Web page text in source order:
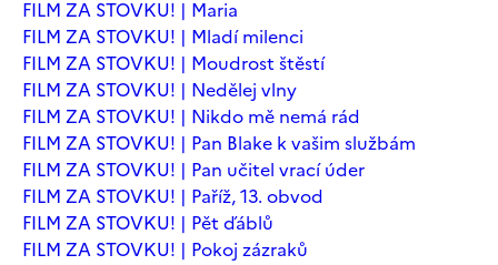
FILM ZA STOVKU! | Maria
FILM ZA STOVKU! | Mladí milenci
FILM ZA STOVKU! | Moudrost štěstí
FILM ZA STOVKU! | Nedělej vlny
FILM ZA STOVKU! | Nikdo mě nemá rád
FILM ZA STOVKU! | Pan Blake k vašim službám
FILM ZA STOVKU! | Pan učitel vrací úder
FILM ZA STOVKU! | Paříž, 13. obvod
FILM ZA STOVKU! | Pět ďáblů
FILM ZA STOVKU! | Pokoj zázraků